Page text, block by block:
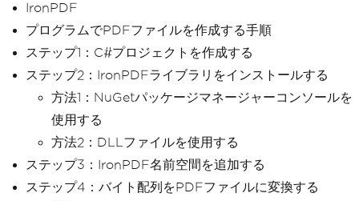
IronPDF
プログラムでPDFファイルを作成する手順
ステップ1：C#プロジェクトを作成する
ステップ2：IronPDFライブラリをインストールする
方法1：NuGetパッケージマネージャーコンソールを
使用する
方法2：DLLファイルを使用する
ステップ3：IronPDF名前空間を追加する
ステップ4：バイト配列をPDFファイルに変換する